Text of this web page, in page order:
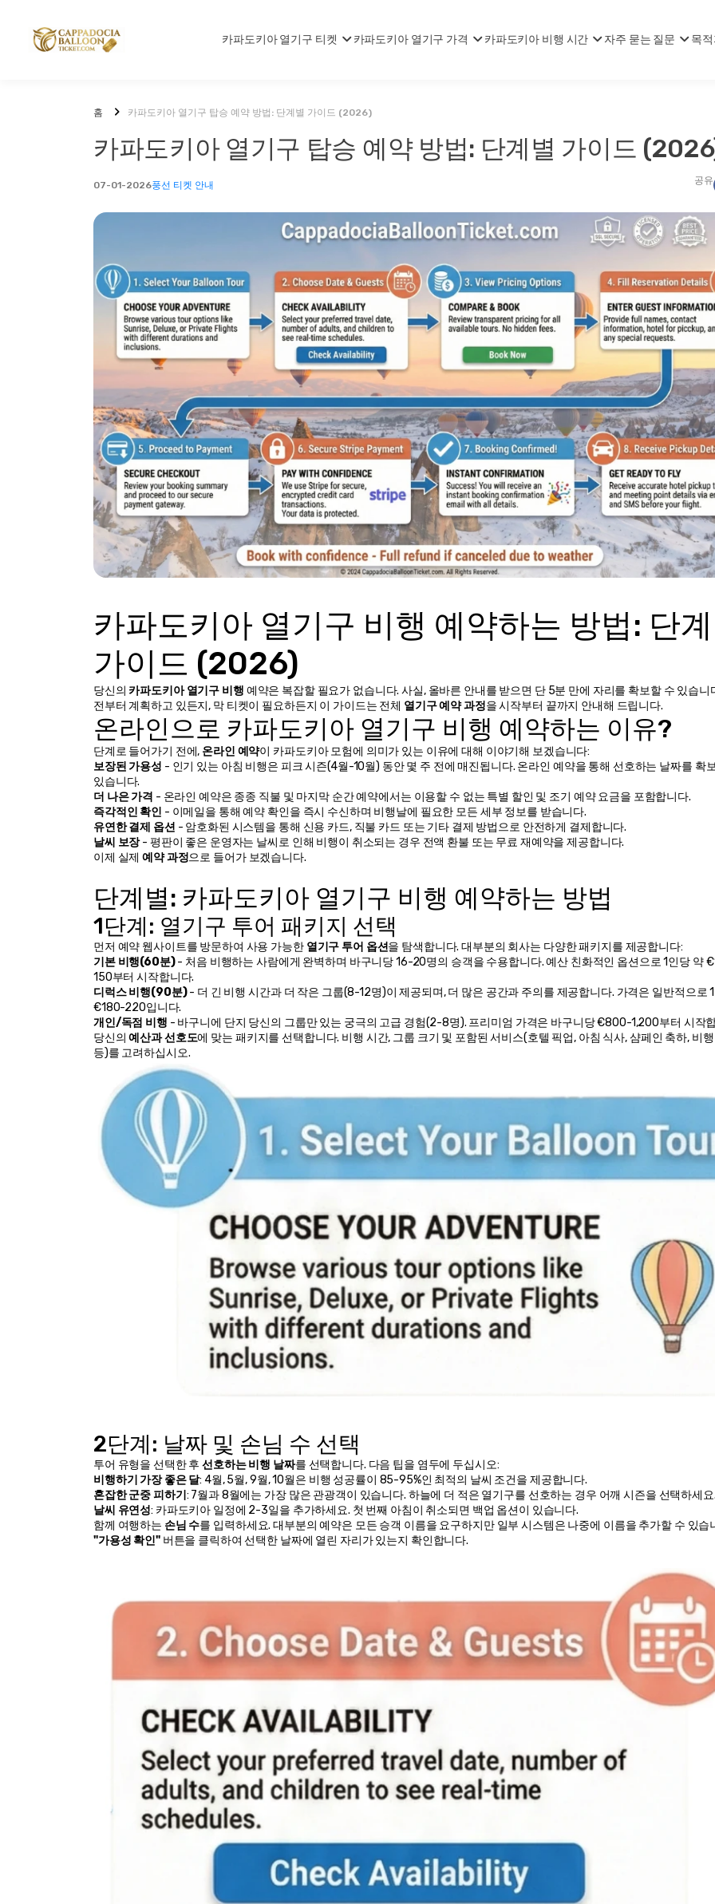
카파도키아 열기구 티켓 카파도키아 열기구 가격 카파도키아 비행 시간 자주 묻는 질문 목적
홈 카파도키아 열기구 탑승 예약 방법: 단계별 가이드 (2026)
카파도키아 열기구 탑승 예약 방법: 단계별 가이드
07-01-2026풍선 티켓 안내 공유
카파도키아 열기구 비행 예약하는 방법: 단
가이드 (2026)
당신의 카파도키아 열기구 비행 예약은 복잡할 필요가 없습니다. 사실, 올바른 안내를 받으면 단 5분 만에 자리를 확보할 수 있습니
전부터 계획하고 있든지, 막 티켓이 필요하든지 이 가이드는 전체 열기구 예약 과정을 시작부터 끝까지 안내해 드립니다.
온라인으로 카파도키아 열기구 비행 예약하는 이유?
단계로 들어가기 전에, 온라인 예약이 카파도키아 모험에 의미가 있는 이유에 대해 이야기해 보겠습니다:
보장된 가용성 - 인기 있는 아침 비행은 피크 시즌(4월-10월) 동안 몇 주 전에 매진됩니다. 온라인 예약을 통해 선호하는 날짜를 확
있습니다.
더 나은 가격 - 온라인 예약은 종종 직불 및 마지막 순간 예약에서는 이용할 수 없는 특별 할인 및 조기 예약 요금을 포함합니다.
즉각적인 확인 - 이메일을 통해 예약 확인을 즉시 수신하며 비행날에 필요한 모든 세부 정보를 받습니다.
유연한 결제 옵션 - 암호화된 시스템을 통해 신용 카드, 직불 카드 또는 기타 결제 방법으로 안전하게 결제합니다.
날씨 보장 - 평판이 좋은 운영자는 날씨로 인해 비행이 취소되는 경우 전액 환불 또는 무료 재예약을 제공합니다.
이제 실제 예약 과정으로 들어가 보겠습니다.
단계별: 카파도키아 열기구 비행 예약하는 방법
1단계: 열기구 투어 패키지 선택
먼저 예약 웹사이트를 방문하여 사용 가능한 열기구 투어 옵션을 탐색합니다. 대부분의 회사는 다양한 패키지를 제공합니다:
기본 비행(60분) - 처음 비행하는 사람에게 완벽하며 바구니당 16-20명의 승객을 수용합니다. 예산 친화적인 옵션으로 1인당 약
150부터 시작합니다.
디럭스 비행(90분) - 더 긴 비행 시간과 더 작은 그룹(8-12명)이 제공되며, 더 많은 공간과 주의를 제공합니다. 가격은 일반적으로
€180-220입니다.
개인/독점 비행 - 바구니에 단지 당신의 그룹만 있는 궁극의 고급 경험(2-8명). 프리미엄 가격은 바구니당 €800-1,200부터 시작
당신의 예산과 선호도에 맞는 패키지를 선택합니다. 비행 시간, 그룹 크기 및 포함된 서비스(호텔 픽업, 아침 식사, 샴페인 축하, 비
등)를 고려하십시오.
2단계: 날짜 및 손님 수 선택
투어 유형을 선택한 후 선호하는 비행 날짜를 선택합니다. 다음 팁을 염두에 두십시오:
비행하기 가장 좋은 달: 4월, 5월, 9월, 10월은 비행 성공률이 85-95%인 최적의 날씨 조건을 제공합니다.
혼잡한 군중 피하기 : 7월과 8월에는 가장 많은 관광객이 있습니다. 하늘에 더 적은 열기구를 선호하는 경우 어깨 시즌을 선택하세요.
날씨 유연성: 카파도키아 일정에 2-3일을 추가하세요. 첫 번째 아침이 취소되면 백업 옵션이 있습니다.
함께 여행하는 손님 수를 입력하세요. 대부분의 예약은 모든 승객 이름을 요구하지만 일부 시스템은 나중에 이름을 추가할 수 있습
"가용성 확인" 버튼을 클릭하여 선택한 날짜에 열린 자리가 있는지 확인합니다.